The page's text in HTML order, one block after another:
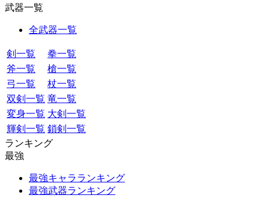
武器一覧
全武器一覧
剣一覧
拳一覧
斧一覧
槍一覧
弓一覧
杖一覧
双剣一覧 竜一覧
変身一覧 大剣一覧
輝剣一覧 鎖剣一覧
ランキング
最強
最強キャラランキング
最強武器ランキング